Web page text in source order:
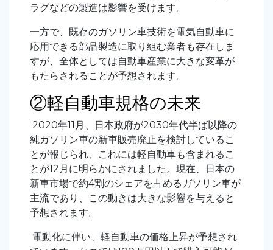
ラグなどの製造は影響を受けます。
一方で、既存のガソリン車技術を電気自動車に
応用できる部品製造に取り組む業者も存在しま
すが、全体としては自動車産業に大きな変革が
もたらされることが予想されます。
②軽自動車規格の未来
2020年11月、日本政府が2030年代半ば以降の
純ガソリン車の新車販売廃止を検討しているこ
とが報じられ、これには軽自動車も含まれるこ
とが12月に明らかにされました。現在、日本の
新車市場で約4割のシェアを占めるガソリン車が
主流であり、この動きは大きな影響を与えると
予想されます。
電動化に伴い、軽自動車の価格上昇が予想され